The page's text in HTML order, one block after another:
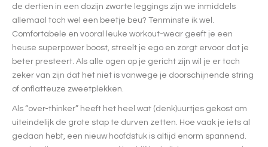
de dertien in een dozijn zwarte leggings zijn we inmiddels
allemaal toch wel een beetje beu? Tenminste ik wel.
Comfortabele en vooral leuke workout-wear geeft je een
heuse superpower boost, streelt je ego en zorgt ervoor dat je
beter presteert. Als alle ogen op je gericht zijn wil je er toch
zeker van zijn dat het niet is vanwege je doorschijnende string
of onflatteuze zweetplekken.
Als “over-thinker” heeft het heel wat (denk)uurtjes gekost om
uiteindelijk de grote stap te durven zetten. Hoe vaak je iets al
gedaan hebt, een nieuw hoofdstuk is altijd enorm spannend.